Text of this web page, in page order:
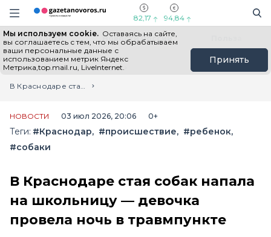
Информационный портал "ГазетаНоворос.ру"
Навигация сайта
82,17 94,84
Мы используем cookie. Оставаясь на сайте,
вы соглашаетесь с тем, что мы обрабатываем
ваши персональные данные с
использованием метрик Яндекс
Метрика,top.mail.ru, LiveInternet.
Принять
Все новости Новости России
Главная
Лента новостей
В Краснодаре стая собак напала на школьницу — девочка провела ночь в травмпункте
НОВОСТИ 03 июл 2026, 20:06 0+
Теги: #Краснодар #происшествие
#ребенок
#собаки
В Краснодаре стая собак напала
на школьницу — девочка
провела ночь в травмпункте